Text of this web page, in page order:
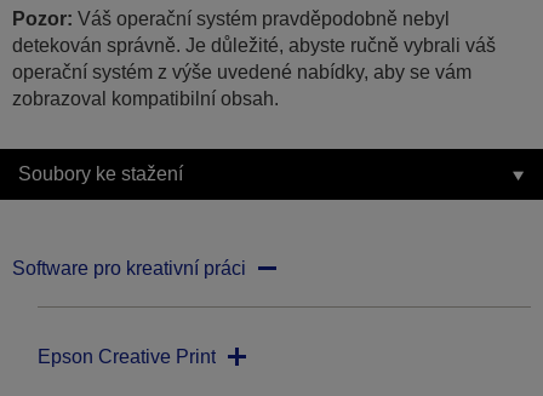
Pozor: Váš operační systém pravděpodobně nebyl
detekován správně. Je důležité, abyste ručně vybrali váš
operační systém z výše uvedené nabídky, aby se vám
zobrazoval kompatibilní obsah.
Soubory ke stažení
Software pro kreativní práci
Epson Creative Print